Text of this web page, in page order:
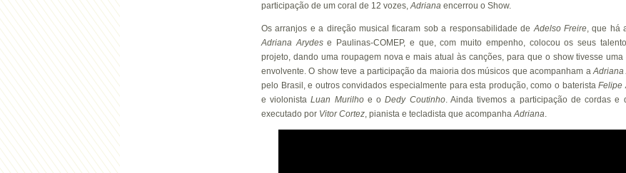
participação de um coral de 12 vozes,Adriana encerrou o Show.
Os arranjos e a direção musical ficaram sob a responsabilidade deAdelso Freire, que há
Adriana Arydese Paulinas-COMEP, e que, com muito empenho, colocou os seus
projeto, dando uma roupagem nova e mais atual às canções, para que o show tivesse
envolvente. O show teve a participação da maioria dos músicos que acompanham aAdriana
pelo Brasil, e outros convidados especialmente para esta produção, como o bateristaFelipe
e violonistaLuan Murilhoe oDedy Coutinho. Ainda tivemos a participação de cordas e
executado por Vitor Cortez, pianista e tecladista que acompanhaAdriana.